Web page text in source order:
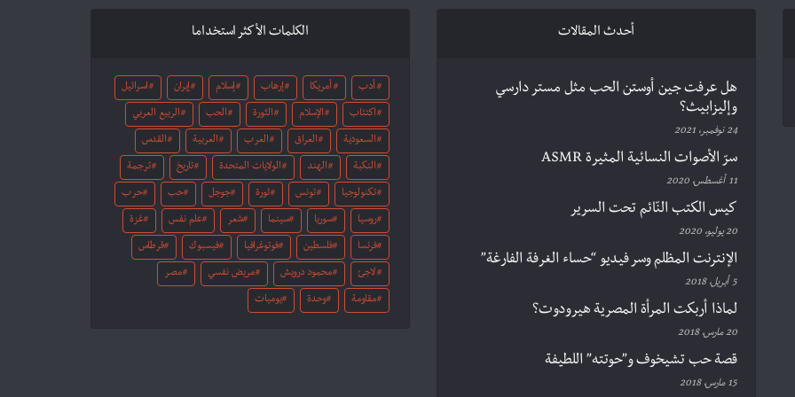
الكلمات الأكثر استخداما
أدب أمريكا إرهاب إسلام إيران اسرائيل
اكتئاب الإسلام الثورة الحب الربيع العربي
السعودية العراق العرب العربية القدس
النكبة الهند الولايات المتحدة تاريخ ترجمة
تكنولوجيا تونس ثورة جوجل حب حرب
روسيا سوريا سينما شعر علم نفس غزة
فرنسا فلسطين فوتوغرافيا فيسبوك قرطاس
لاجئ محمود درويش مريض نفسي مصر
مقاومة وحدة يوميات
أحدث المقالات
هل عرفت جين أوستن الحب مثل مستر دارسي
وإليزابيث؟
24 نوفمبر، 2021
سرّ الأصوات النسائية المثيرة ASMR
11 أغسطس، 2020
كيس الكتب النّائم تحت السرير
20 يوليو، 2020
الإنترنت المظلم وسر فيديو “حساء الغرفة الفارغة”
5 أبريل، 2018
لماذا أربكت المرأة المصرية هيرودوت؟
20 مارس، 2018
قصة حب تشيخوف و”حوتته” اللطيفة
15 مارس، 2018